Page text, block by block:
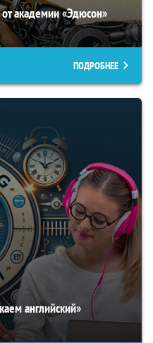
академии «Эдюсон»
ПОДРОБНЕЕ
английский»